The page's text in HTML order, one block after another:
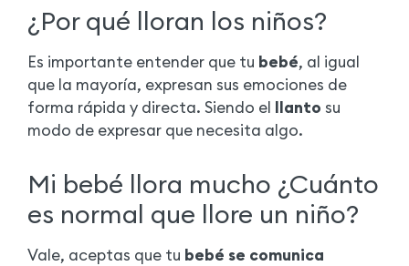
¿Por qué lloran los niños?
Es importante entender que tu bebé, al igual
que la mayoría, expresan sus emociones de
forma rápida y directa. Siendo el llanto su
modo de expresar que necesita algo.
Mi bebé llora mucho ¿Cuánto
es normal que llore un niño?
Vale, aceptas que tu bebé se comunica